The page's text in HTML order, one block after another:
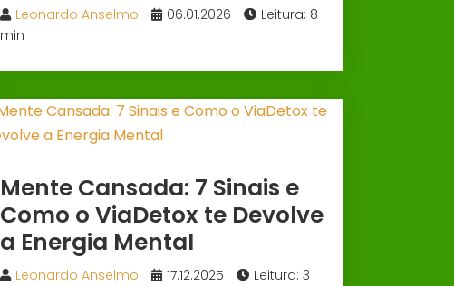
Leonardo Anselmo 06.01.2026
Leitura: 8
min
Mente Cansada: 7 Sinais e
Como o ViaDetox te Devolve
a Energia Mental
Leonardo Anselmo 17.12.2025
Leitura: 3